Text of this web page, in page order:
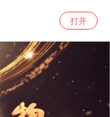
打开